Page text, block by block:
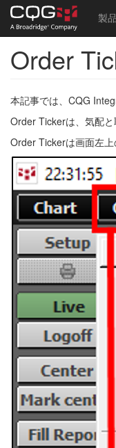
Skip
content
Main
navigation
製品
Order
本記事では、CQG
Order Tickerは、気配
Order Tickerは画面左